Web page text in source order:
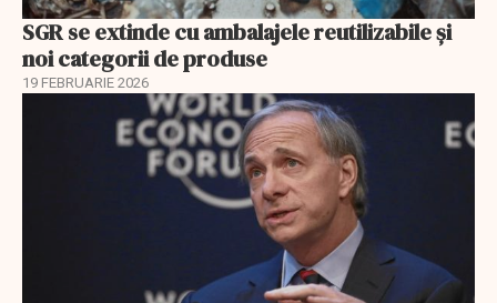
SGR se extinde cu ambalajele reutilizabile și
noi categorii de produse
19 FEBRUARIE 2026